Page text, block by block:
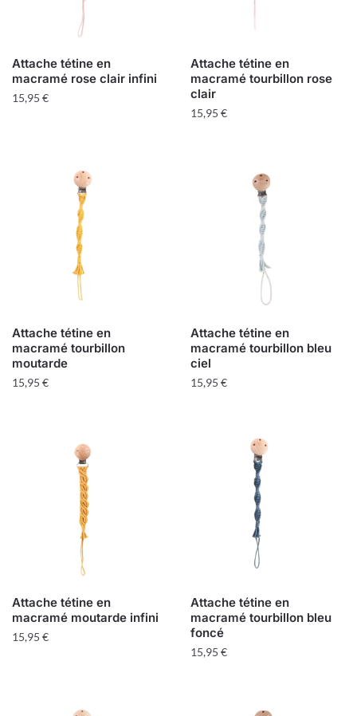
Attache tétine en
macramé rose clair infini
15,95 €
Attache tétine en
macramé tourbillon rose
clair
15,95 €
Attache tétine en
macramé tourbillon
moutarde
15,95 €
Attache tétine en
macramé tourbillon bleu
ciel
15,95 €
Attache tétine en
macramé moutarde infini
15,95 €
Attache tétine en
macramé tourbillon bleu
foncé
15,95 €